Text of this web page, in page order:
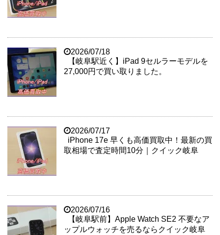
2026/07/18
【岐阜駅近く】iPad 9セルラーモデルを
27,000円で買い取りました。
2026/07/17
iPhone 17e 早くも高価買取中！最新の買
取相場で査定時間10分｜クイック岐阜
2026/07/16
【岐阜駅前】Apple Watch SE2 不要なア
ップルウォッチを売るならクイック岐阜